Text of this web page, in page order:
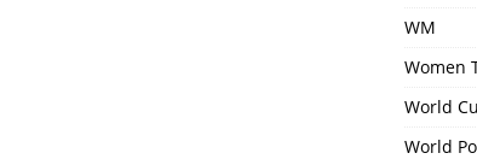
WM
Women
World
World